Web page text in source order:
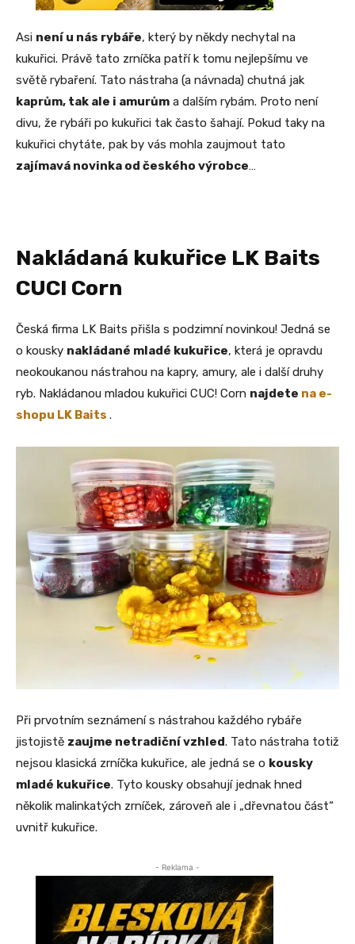
Asi není u nás rybáře, který by někdy nechytal na
kukuřici. Právě tato zrníčka patří k tomu nejlepšímu ve
světě rybaření. Tato nástraha (a návnada) chutná jak
kaprům, tak ale i amurům a dalším rybám. Proto není
divu, že rybáři po kukuřici tak často šahají. Pokud taky na
kukuřici chytáte, pak by vás mohla zaujmout tato
zajímavá novinka od českého výrobce…
Nakládaná kukuřice LK Baits
CUC! Corn
Česká firma LK Baits přišla s podzimní novinkou! Jedná se
o kousky nakládané mladé kukuřice, která je opravdu
neokoukanou nástrahou na kapry, amury, ale i další druhy
ryb. Nakládanou mladou kukuřici CUC! Corn najdete na e-
shopu LK Baits .
Při prvotním seznámení s nástrahou každého rybáře
jistojistě zaujme netradiční vzhled. Tato nástraha totiž
nejsou klasická zrníčka kukuřice, ale jedná se o kousky
mladé kukuřice. Tyto kousky obsahují jednak hned
několik malinkatých zrníček, zároveň ale i „dřevnatou část“
uvnitř kukuřice.
- Reklama -